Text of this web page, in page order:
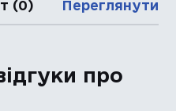
(0) Переглянути
про